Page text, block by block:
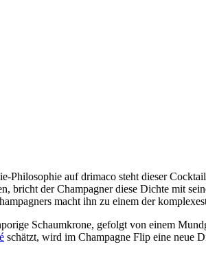
auf drimaco steht dieser
bricht der Champagner diese Dichte mit
macht ihn zu einem der
Schaumkrone, gefolgt von einem
schätzt, wird im Champagne Flip eine neue